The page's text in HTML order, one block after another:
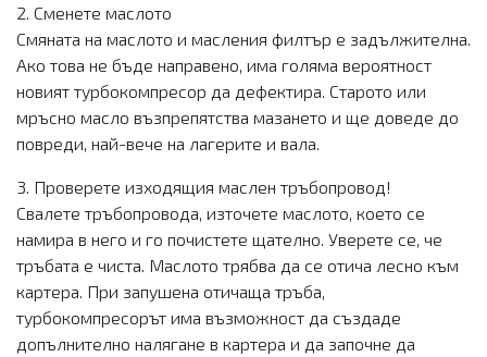
2. Сменете маслото
Смяната на маслото и масления филтър е задължителна.
Ако това не бъде направено, има голяма вероятност
новият турбокомпресор да дефектира. Старото или
мръсно масло възпрепятства мазането и ще доведе до
повреди, най-вече на лагерите и вала.
3. Проверете изходящия маслен тръбопровод!
Свалете тръбопровода, източете маслото, което се
намира в него и го почистете щателно. Уверете се, че
тръбата е чиста. Маслото трябва да се отича лесно към
картера. При запушена отичаща тръба,
турбокомпресорът има възможност да създаде
допълнително налягане в картера и да започне да